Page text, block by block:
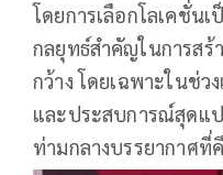
โดยการเลือกโลเคชั่น
กลยุทธ์สำคัญในการสร้
กว้าง โดยเฉพาะในช่ว
และประสบการณ์สุดแ
ท่ามกลางบรรยากาศที่